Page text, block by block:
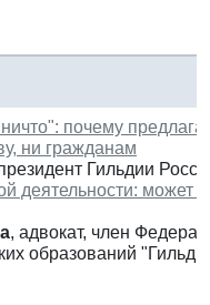
почему
ни гражданам
Гильдии
деятельности:
, адвокат, член
образований